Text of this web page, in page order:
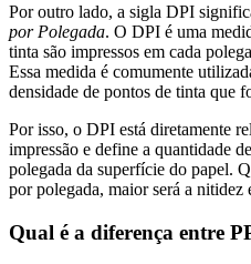
Por outro lado, a sigla DPI
por Polegada. O DPI é uma
tinta são impressos em cada
Essa medida é comumente
densidade de pontos de tinta que
Por isso, o DPI está diretamente
impressão e define a quantidade
polegada da superfície do papel.
por polegada, maior será a nitidez
Qual é a diferença entre